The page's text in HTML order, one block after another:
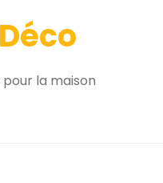
la maison